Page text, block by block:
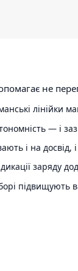
не
— і
і на досвід,
заряду
підвищують